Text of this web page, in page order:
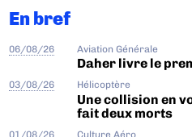
En bref
06/08/26 Aviation Générale
Daher livre le
03/08/26 Hélicoptère
Une collision en
fait deux morts
01/08/26 Culture Aéro